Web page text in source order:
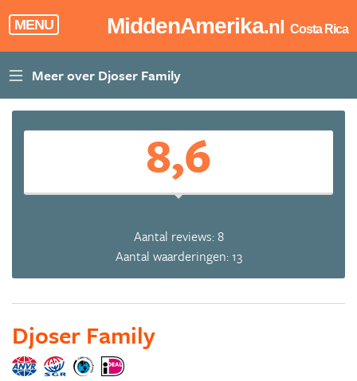
MENU MiddenAmerika.nl Costa Rica
8,6
Aantal reviews: 8
Aantal waarderingen: 13
Djoser Family